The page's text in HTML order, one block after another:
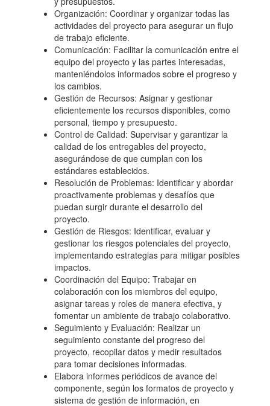
Organización: Coordinar y organizar todas las
actividades del proyecto para asegurar un flujo
de trabajo eficiente.
Comunicación: Facilitar la comunicación entre el
equipo del proyecto y las partes interesadas,
manteniéndolos informados sobre el progreso y
los cambios.
Gestión de Recursos: Asignar y gestionar
eficientemente los recursos disponibles, como
personal, tiempo y presupuesto.
Control de Calidad: Supervisar y garantizar la
calidad de los entregables del proyecto,
asegurándose de que cumplan con los
estándares establecidos.
Resolución de Problemas: Identificar y abordar
proactivamente problemas y desafíos que
puedan surgir durante el desarrollo del
proyecto.
Gestión de Riesgos: Identificar, evaluar y
gestionar los riesgos potenciales del proyecto,
implementando estrategias para mitigar posibles
impactos.
Coordinación del Equipo: Trabajar en
colaboración con los miembros del equipo,
asignar tareas y roles de manera efectiva, y
fomentar un ambiente de trabajo colaborativo.
Seguimiento y Evaluación: Realizar un
seguimiento constante del progreso del
proyecto, recopilar datos y medir resultados
para tomar decisiones informadas.
Elabora informes periódicos de avance del
componente, según los formatos de proyecto y
sistema de gestión de información, en